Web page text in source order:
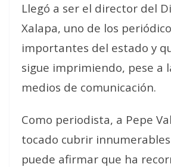
Llegó a ser el director del
Xalapa, uno de los
importantes del estado y
sigue imprimiendo, pese a
medios de comunicación.
Como periodista, a Pepe
tocado cubrir
puede afirmar que ha